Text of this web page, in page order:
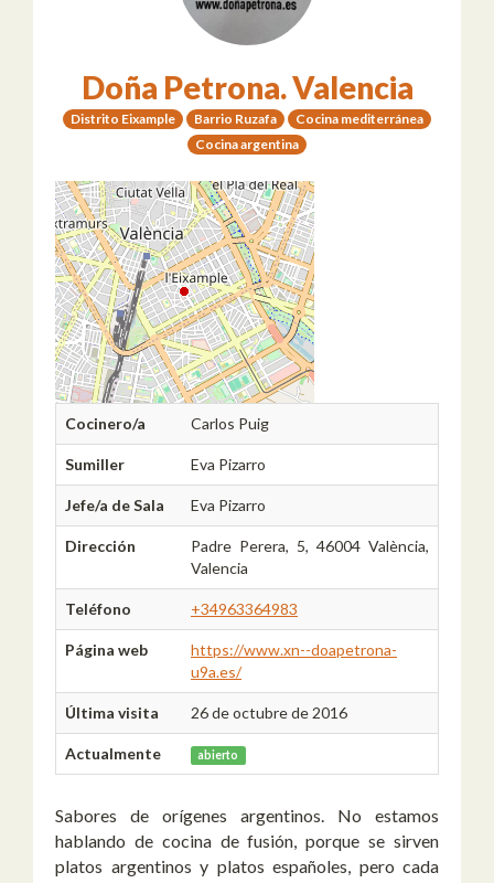
Doña Petrona. Valencia
Distrito Eixample Barrio Ruzafa
Cocina mediterránea
Cocina argentina
Cocinero/a Carlos Puig
Sumiller Eva Pizarro
Jefe/a de Sala Eva Pizarro
Dirección
Padre Perera, 5, 46004 València,
Valencia
Teléfono +34963364983
Página web
https://www.xn--doapetrona-
u9a.es/
Última visita 26 de octubre de 2016
Actualmente abierto
Sabores de orígenes argentinos. No estamos
hablando de cocina de fusión, porque se sirven
platos argentinos y platos españoles, pero cada